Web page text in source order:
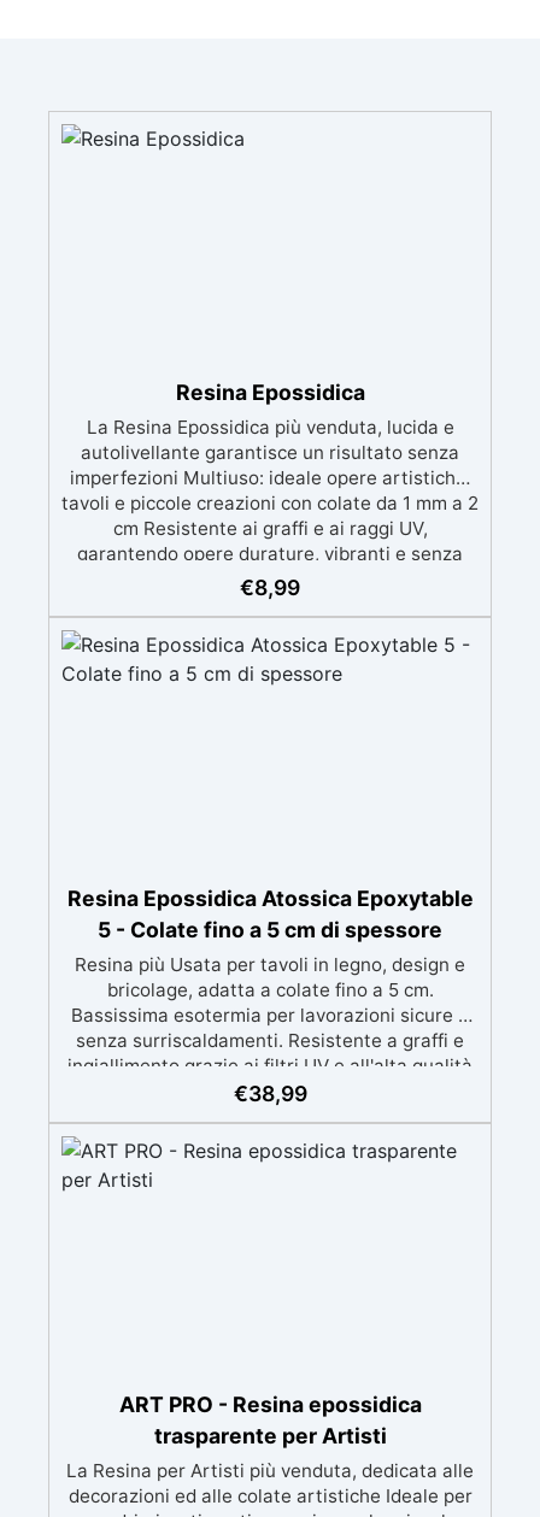
Resina Epossidica
La Resina Epossidica più venduta, lucida e
autolivellante garantisce un risultato senza
imperfezioni Multiuso: ideale opere artistiche,
tavoli e piccole creazioni con colate da 1 mm a 2
cm Resistente ai graffi e ai raggi UV,
garantendo opere durature, vibranti e senza
ingiallimenti nel tempo Bassa viscosità e
formula anti-bolle per risultati impeccabili,
Certificata Atossica post catalisi per contatto
con la pelle, BPA free e VoC Free
€8,99
Resina Epossidica Atossica Epoxytable
5 - Colate fino a 5 cm di spessore
Resina più Usata per tavoli in legno, design e
bricolage, adatta a colate fino a 5 cm.
Bassissima esotermia per lavorazioni sicure e
senza surriscaldamenti. Resistente a graffi e
ingiallimento grazie ai filtri UV e all'alta qualità
meccanica. Bassa viscosità per eliminare bolle
BPA/VOC free e certificata per il contatto
prolungato con la pelle.
€38,99
ART PRO - Resina epossidica
trasparente per Artisti
La Resina per Artisti più venduta, dedicata alle
decorazioni ed alle colate artistiche Ideale per